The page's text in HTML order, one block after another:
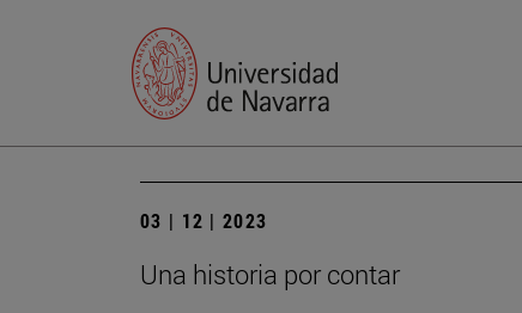
03 | 12 | 2023
Una historia por contar